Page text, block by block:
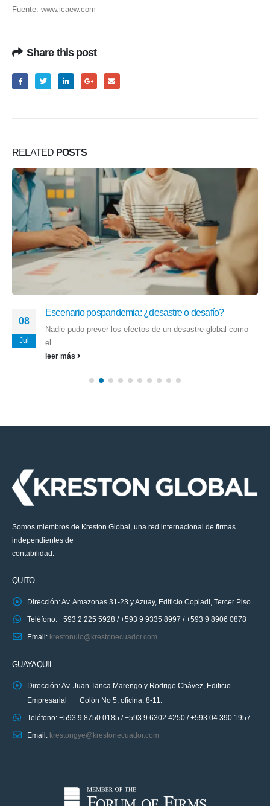
Fuente: www.icaew.com
Share this post
RELATED POSTS
08
Jul
Escenario pospandemia: ¿desastre o desafío?
Nadie pudo prever los efectos de un desastre global como
el...
leer más
Somos miembros de Kreston Global, una red internacional de firmas
independientes de
contabilidad.
QUITO
Dirección: Av. Amazonas 31-23 y Azuay, Edificio Copladi, Tercer Piso.
Teléfono: +593 2 225 5928 / +593 9 9335 8997 / +593 9 8906 0878
Email: krestonuio@krestonecuador.com
GUAYAQUIL
Dirección: Av. Juan Tanca Marengo y Rodrigo Chávez, Edificio
Empresarial Colón No 5, oficina: 8-11.
Teléfono: +593 9 8750 0185 / +593 9 6302 4250 / +593 04 390 1957
Email: krestongye@krestonecuador.com